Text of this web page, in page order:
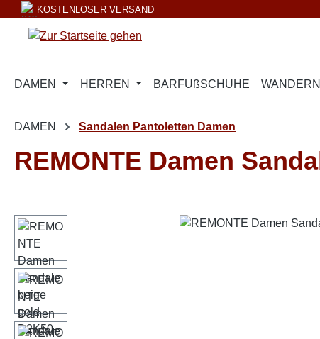
Hauptinhalt springen
Zur Suche springen
Zur Hauptnavigation springen
KOSTENLOSER VERSAND
DAMEN HERREN BARFUßSCHUHE
DAMEN Sandalen Pantoletten Damen
REMONTE Damen
Bildergalerie überspringen